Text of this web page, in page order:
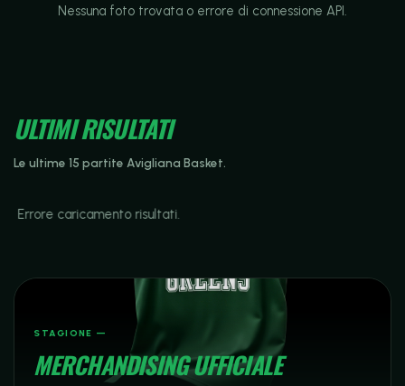
Nessuna foto trovata o errore di connessione API.
ULTIMI RISULTATI
Le ultime 15 partite Avigliana Basket.
Errore caricamento risultati.
STAGIONE —
MERCHANDISING UFFICIALE